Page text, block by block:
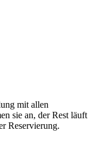
mit allen
sie an, der Rest läuft
Reservierung.